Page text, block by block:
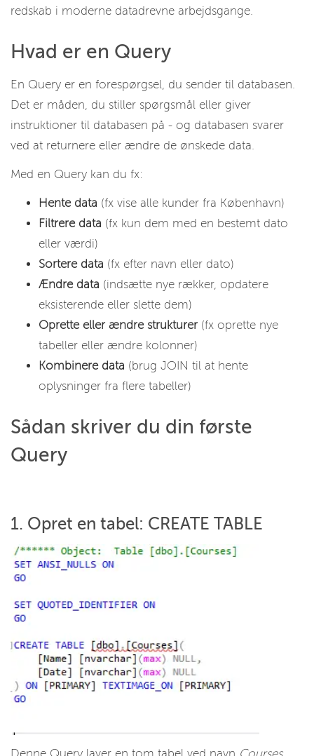
redskab i moderne datadrevne arbejdsgange.
Hvad er en Query
En Query er en forespørgsel, du sender til databasen.
Det er måden, du stiller spørgsmål eller giver
instruktioner til databasen på - og databasen svarer
ved at returnere eller ændre de ønskede data.
Med en Query kan du fx:
Hente data (fx vise alle kunder fra København)
Filtrere data (fx kun dem med en bestemt dato
eller værdi)
Sortere data (fx efter navn eller dato)
Ændre data (indsætte nye rækker, opdatere
eksisterende eller slette dem)
Oprette eller ændre strukturer (fx oprette nye
tabeller eller ændre kolonner)
Kombinere data (brug JOIN til at hente
oplysninger fra flere tabeller)
Sådan skriver du din første
Query
1. Opret en tabel: CREATE TABLE